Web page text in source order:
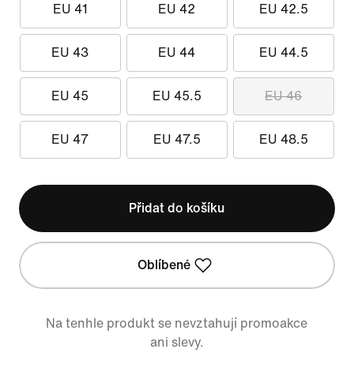
EU 41 EU 42 EU 42.5
EU 43 EU 44 EU 44.5
EU 45 EU 45.5 EU 46
EU 47 EU 47.5 EU 48.5
Přidat do košíku
Oblíbené
Na tenhle produkt se nevztahují promoakce
ani slevy.